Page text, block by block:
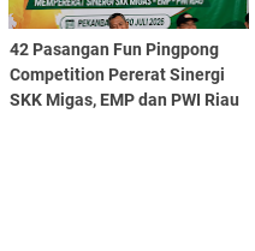
42 Pasangan Fun Pingpong
Competition Pererat Sinergi
SKK Migas, EMP dan PWI Riau